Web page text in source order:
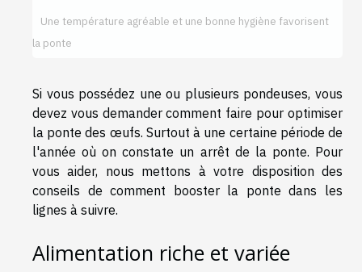
Une température agréable et une bonne hygiène favorisent
la ponte
Si vous possédez une ou plusieurs pondeuses, vous
devez vous demander comment faire pour optimiser
la ponte des œufs. Surtout à une certaine période de
l'année où on constate un arrêt de la ponte. Pour
vous aider, nous mettons à votre disposition des
conseils de comment booster la ponte dans les
lignes à suivre.
Alimentation riche et variée